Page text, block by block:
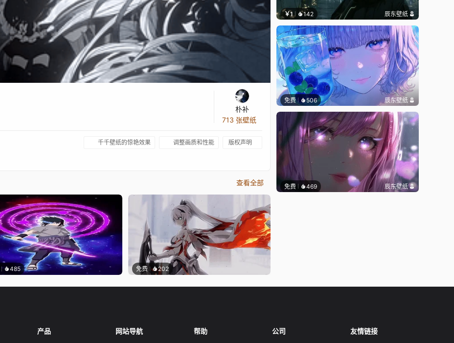
朴补
713 张壁纸
千千壁纸的惊艳效果 调整画质和性能 版权声明
查看全部
485 免费 202
￥1 142 辰东壁纸
免费 506 辰东壁纸
免费 469 辰东壁纸
产品 网站导航 帮助 公司 友情链接